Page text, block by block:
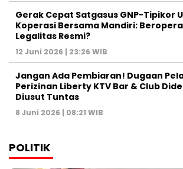
Gerak Cepat Satgasus GNP-Tipikor
Koperasi Bersama Mandiri:
Legalitas Resmi?
12 Juni 2026 | 23:26 WIB
Jangan Ada Pembiaran! Dugaan
Perizinan Liberty KTV Bar & Club
Diusut Tuntas
8 Juni 2026 | 08:21 WIB
POLITIK